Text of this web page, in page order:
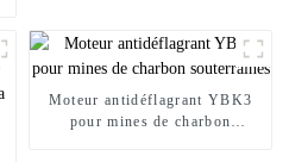
Moteur antidéflagrant YBK3
pour mines de charbon